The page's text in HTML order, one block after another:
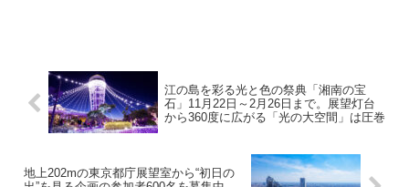
江の島を彩る光と色の祭典「湘南の宝
石」11月22日～2月26日まで。展望灯台
から360度に広がる「光の大空間」は圧巻
地上202mの東京都庁展望室から“初日の